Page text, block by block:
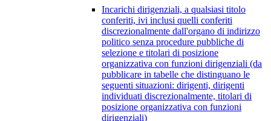
Incarichi dirigenziali, a qualsiasi titolo
conferiti, ivi inclusi quelli conferiti
discrezionalmente dall'organo di indirizzo
politico senza procedure pubbliche di
selezione e titolari di posizione
organizzativa con funzioni dirigenziali (da
pubblicare in tabelle che distinguano le
seguenti situazioni: dirigenti, dirigenti
individuati discrezionalmente, titolari di
posizione organizzativa con funzioni
dirigenziali)